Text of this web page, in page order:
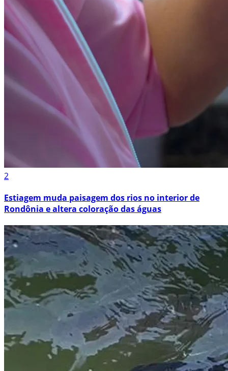
2
Estiagem muda paisagem dos rios no interior de
Rondônia e altera coloração das águas